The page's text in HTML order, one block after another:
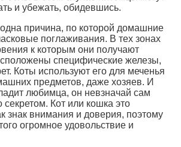
и убежать, обидевшись.
причина, по которой домашние
поглаживания. В тех зонах
к которым они получают
специфические железы,
Коты используют его для меченья
предметов, даже хозяев. И
любимца, он невзначай сам
секретом. Кот или кошка это
знак внимания и доверия, поэтому
огромное удовольствие и